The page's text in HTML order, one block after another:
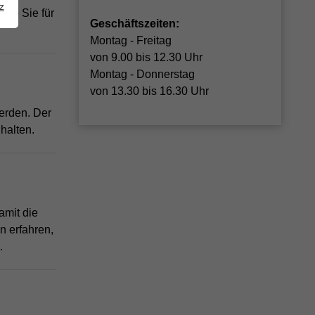
die Sie für
Der
die
erfahren,
Geschäftszeiten:
Montag - Freitag
von 9.00 bis 12.30 Uhr
Montag - Donnerstag
von 13.30 bis 16.30 Uhr